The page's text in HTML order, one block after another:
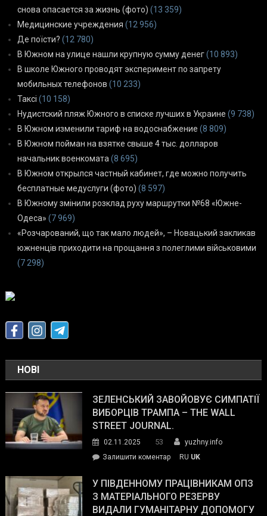
снова опасается за жизнь (фото) (13 359)
Медицинские учреждения (12 956)
Де поїсти? (12 780)
В Южном на улице нашли крупную сумму денег(10 893)
В школе Южного проводят эксперимент по запрету
мобильных телефонов (10 233)
Таксі (10 158)
Нудистский пляж Южного в списке лучших в Украине (9 738)
В Южном изменили тариф на водоснабжение (8 809)
В Южном пойман на взятке свыше 4 тыс. долларов
начальник военкомата (8 695)
В Южном открылся частный кабинет, где можно получить
бесплатные медуслуги (фото) (8 597)
В Южному змінили розклад руху маршрутки №68 «Южне-
Одеса» (7 969)
«Розчарований, що так мало людей», – Новацький закликав
южненців приходити на прощання з полеглими військовими
(7 298)
НОВІ
ЗЕЛЕНСЬКИЙ ЗАВОЙОВУЄ СИМПАТІЇ
ВИБОРЦІВ ТРАМПА – THE WALL
STREET JOURNAL.
02.11.2025 53
yuzhny.info
Залишити коментарon
завойовує
симпатії
виборців
RU UK
У ПІВДЕННОМУ ПРАЦІВНИКАМ ОПЗ
З МАТЕРІАЛЬНОГО РЕЗЕРВУ
ВИДАЛИ ГУМАНІТАРНУ ДОПОМОГУ